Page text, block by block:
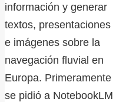
información y generar
textos, presentaciones
e imágenes sobre la
navegación fluvial en
Europa. Primeramente
se pidió a NotebookLM